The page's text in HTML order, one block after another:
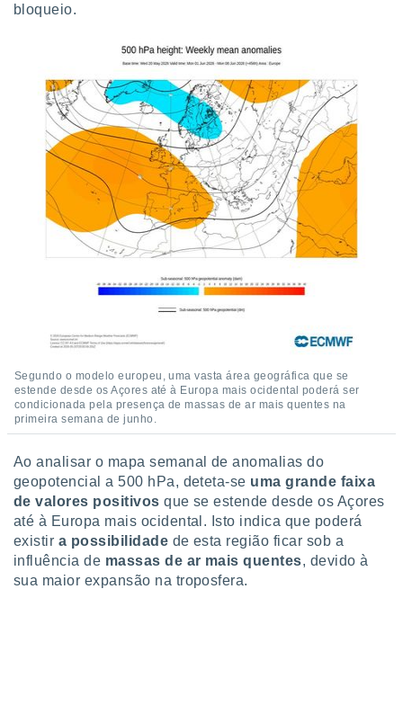
nós e
e
como a
qualquer
em “
na
o
de
bloqueio.
Segundo o modelo europeu, uma vasta área geográfica que se
estende desde os Açores até à Europa mais ocidental poderá ser
condicionada pela presença de massas de ar mais quentes na
primeira semana de junho.
Ao analisar o mapa semanal de anomalias do
geopotencial a 500 hPa, deteta-se uma grande faixa
de valores positivos que se estende desde os Açores
até à Europa mais ocidental. Isto indica que poderá
existir a possibilidade de esta região ficar sob a
influência de massas de ar mais quentes, devido à
sua maior expansão na troposfera.